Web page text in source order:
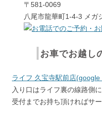
〒581-0069
八尾市龍華町1-4-3 メ
お車でお越し
ライフ 久宝寺駅前店(google
入り口はライフ裏の線路側
受付までお持ち頂ければサ